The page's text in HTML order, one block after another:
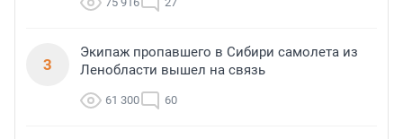
3
Экипаж пропавшего в Сибири самолета из
Ленобласти вышел на связь
61 300 60